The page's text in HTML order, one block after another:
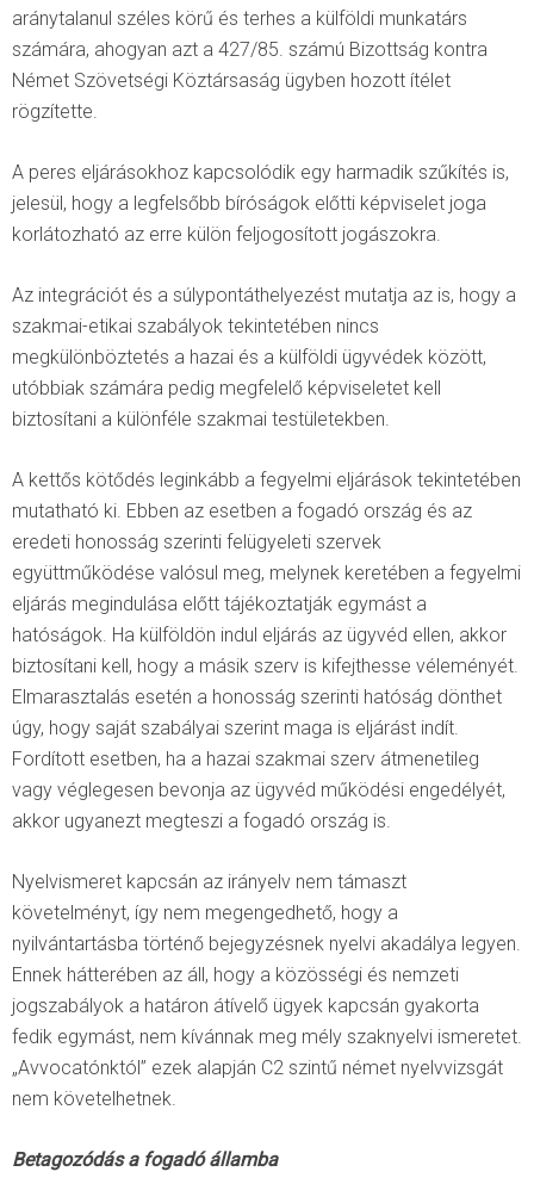
aránytalanul széles körű és terhes a külföldi munkatárs
számára, ahogyan azt a 427/85. számú Bizottság kontra
Német Szövetségi Köztársaság ügyben hozott ítélet
rögzítette.
A peres eljárásokhoz kapcsolódik egy harmadik szűkítés is,
jelesül, hogy a legfelsőbb bíróságok előtti képviselet joga
korlátozható az erre külön feljogosított jogászokra.
Az integrációt és a súlypontáthelyezést mutatja az is, hogy a
szakmai-etikai szabályok tekintetében nincs
megkülönböztetés a hazai és a külföldi ügyvédek között,
utóbbiak számára pedig megfelelő képviseletet kell
biztosítani a különféle szakmai testületekben.
A kettős kötődés leginkább a fegyelmi eljárások tekintetében
mutatható ki. Ebben az esetben a fogadó ország és az
eredeti honosság szerinti felügyeleti szervek
együttműködése valósul meg, melynek keretében a fegyelmi
eljárás megindulása előtt tájékoztatják egymást a
hatóságok. Ha külföldön indul eljárás az ügyvéd ellen, akkor
biztosítani kell, hogy a másik szerv is kifejthesse véleményét.
Elmarasztalás esetén a honosság szerinti hatóság dönthet
úgy, hogy saját szabályai szerint maga is eljárást indít.
Fordított esetben, ha a hazai szakmai szerv átmenetileg
vagy véglegesen bevonja az ügyvéd működési engedélyét,
akkor ugyanezt megteszi a fogadó ország is.
Nyelvismeret kapcsán az irányelv nem támaszt
követelményt, így nem megengedhető, hogy a
nyilvántartásba történő bejegyzésnek nyelvi akadálya legyen.
Ennek hátterében az áll, hogy a közösségi és nemzeti
jogszabályok a határon átívelő ügyek kapcsán gyakorta
fedik egymást, nem kívánnak meg mély szaknyelvi ismeretet.
„Avvocatónktól” ezek alapján C2 szintű német nyelvvizsgát
nem követelhetnek.
Betagozódás a fogadó államba